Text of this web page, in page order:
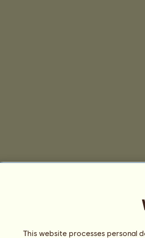
This website processes personal